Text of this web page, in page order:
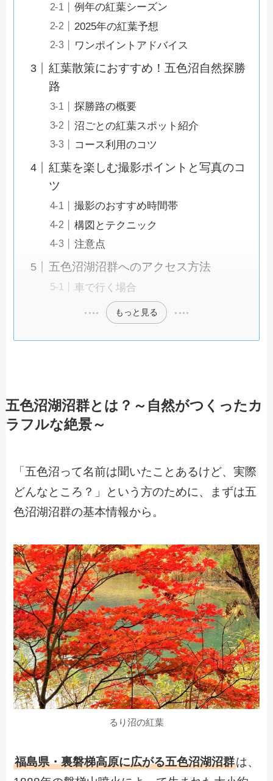
例年の紅葉シーズン
2025年の紅葉予想
ワンポイントアドバイス
紅葉散策におすすめ！五色沼自然探勝
路
探勝路の概要
沼ごとの紅葉スポット紹介
コース利用のコツ
紅葉を楽しむ撮影ポイントと写真のコ
ツ
撮影のおすすめ時間帯
構図とテクニック
注意点
五色沼湖沼群へのアクセス方法
車で行く場合
もっと見る
五色沼湖沼群とは？～自然がつくったカ
ラフルな絶景～
「五色沼って名前は聞いたことあるけど、実際
どんなところ？」という方のために、まずは五
色沼湖沼群の基本情報から。
るり沼の紅葉
福島県・裏磐梯高原に広がる五色沼湖沼群は、